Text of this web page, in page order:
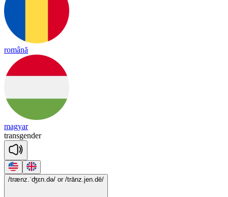
română
magyar
transgender
/trænz.ˈʤɛn.də/ or /trānz.jen.dē/